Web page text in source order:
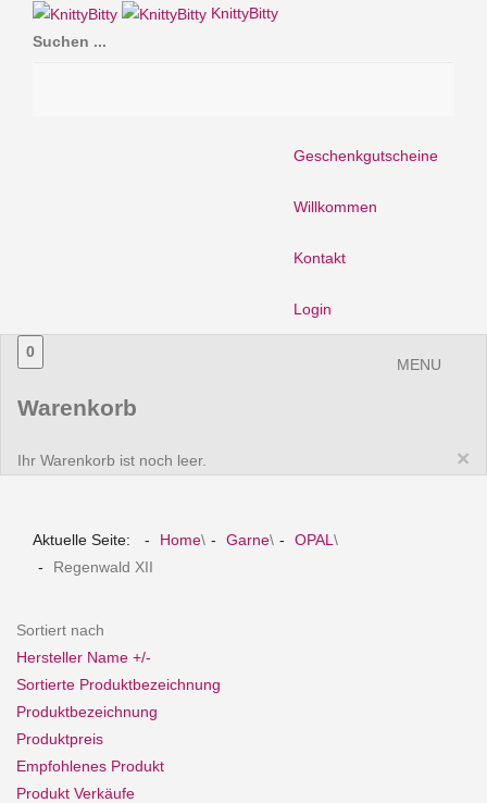
KnittyBitty
Suchen ...
Geschenkgutscheine
Willkommen
Kontakt
Login
MENU
0
Warenkorb
×
Ihr Warenkorb ist noch leer.
Aktuelle Seite: Home\ Garne\ OPAL \
Regenwald XII
Sortiert nach
Hersteller Name +/-
Sortierte Produktbezeichnung
Produktbezeichnung
Produktpreis
Empfohlenes Produkt
Produkt Verkäufe